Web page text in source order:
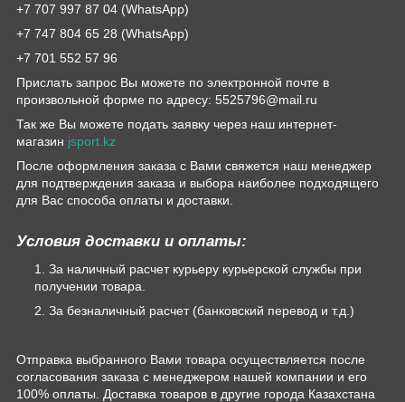
+7 707 997 87 04 (WhatsApp)
+7 747 804 65 28 (WhatsApp)
+7 701 552 57 96
Прислать запрос Вы можете по электронной почте в
произвольной форме по адресу: 5525796@mail.ru
Так же Вы можете подать заявку через наш интернет-
магазин jsport.kz
После оформления заказа с Вами свяжется наш менеджер
для подтверждения заказа и выбора наиболее подходящего
для Вас способа оплаты и доставки.
Условия доставки и оплаты:
За наличный расчет курьеру курьерской службы при
получении товара.
За безналичный расчет (банковский перевод и т.д.)
Отправка выбранного Вами товара осуществляется после
согласования заказа с менеджером нашей компании и его
100% оплаты. Доставка товаров в другие города Казахстана